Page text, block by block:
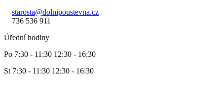
starosta@dolnipoustevna.cz
736 536 911
Úřední hodiny
Po 7:30 - 11:30 12:30 - 16:30
St 7:30 - 11:30 12:30 - 16:30